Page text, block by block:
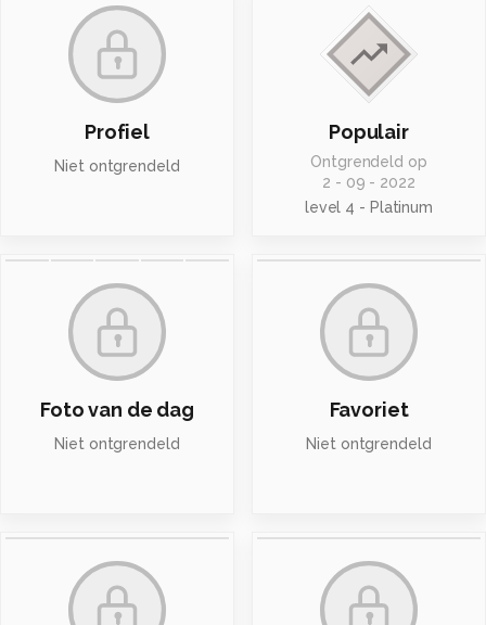
Profiel
Niet ontgrendeld
Populair
Ontgrendeld op
2 - 09 - 2022
level 4 - Platinum
Foto van de dag
Niet ontgrendeld
Favoriet
Niet ontgrendeld